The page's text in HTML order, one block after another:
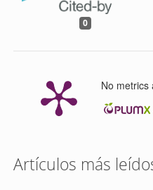
0
No metrics
Artículos más